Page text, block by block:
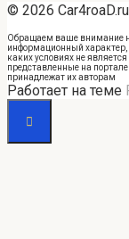
© 2026 Car4roaD.ru
Обращаем ваше внимание
информационный характер,
каких условиях не
представленные на
принадлежат их авторам
Работает на теме